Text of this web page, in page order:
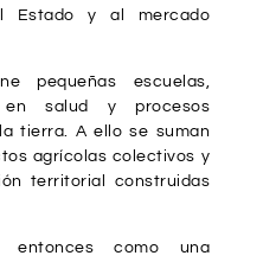
Estado y al mercado
pequeñas escuelas,
salud y procesos
tierra. A ello se suman
agrícolas colectivos y
territorial construidas
entonces como una